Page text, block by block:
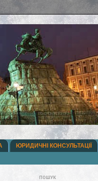
ЮРИДИЧНІ КОНСУЛЬТАЦІЇ
ПОШУК